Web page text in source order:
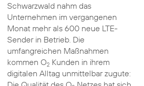
Schwarzwald nahm das
Unternehmen im vergangenen
Monat mehr als 600 neue LTE-
Sender in Betrieb. Die
umfangreichen Maßnahmen
kommen O2Kunden in ihrem
digitalen Alltag unmittelbar zugute: